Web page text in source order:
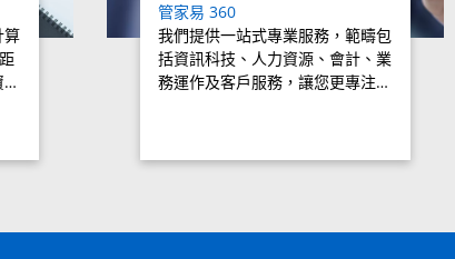
算
…
管家易 360
我們提供一站式專業服務，範疇包
括資訊科技、人力資源、會計、業
務運作及客戶服務，讓您更專注…